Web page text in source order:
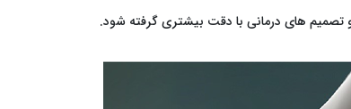
و تصمیم ‌های درمانی با دقت بیشتری گرفته شود.